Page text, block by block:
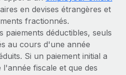
en devises étrangères et
fractionnés.
paiements déductibles, seuls
au cours d'une année
Si un paiement initial a
fiscale et que des